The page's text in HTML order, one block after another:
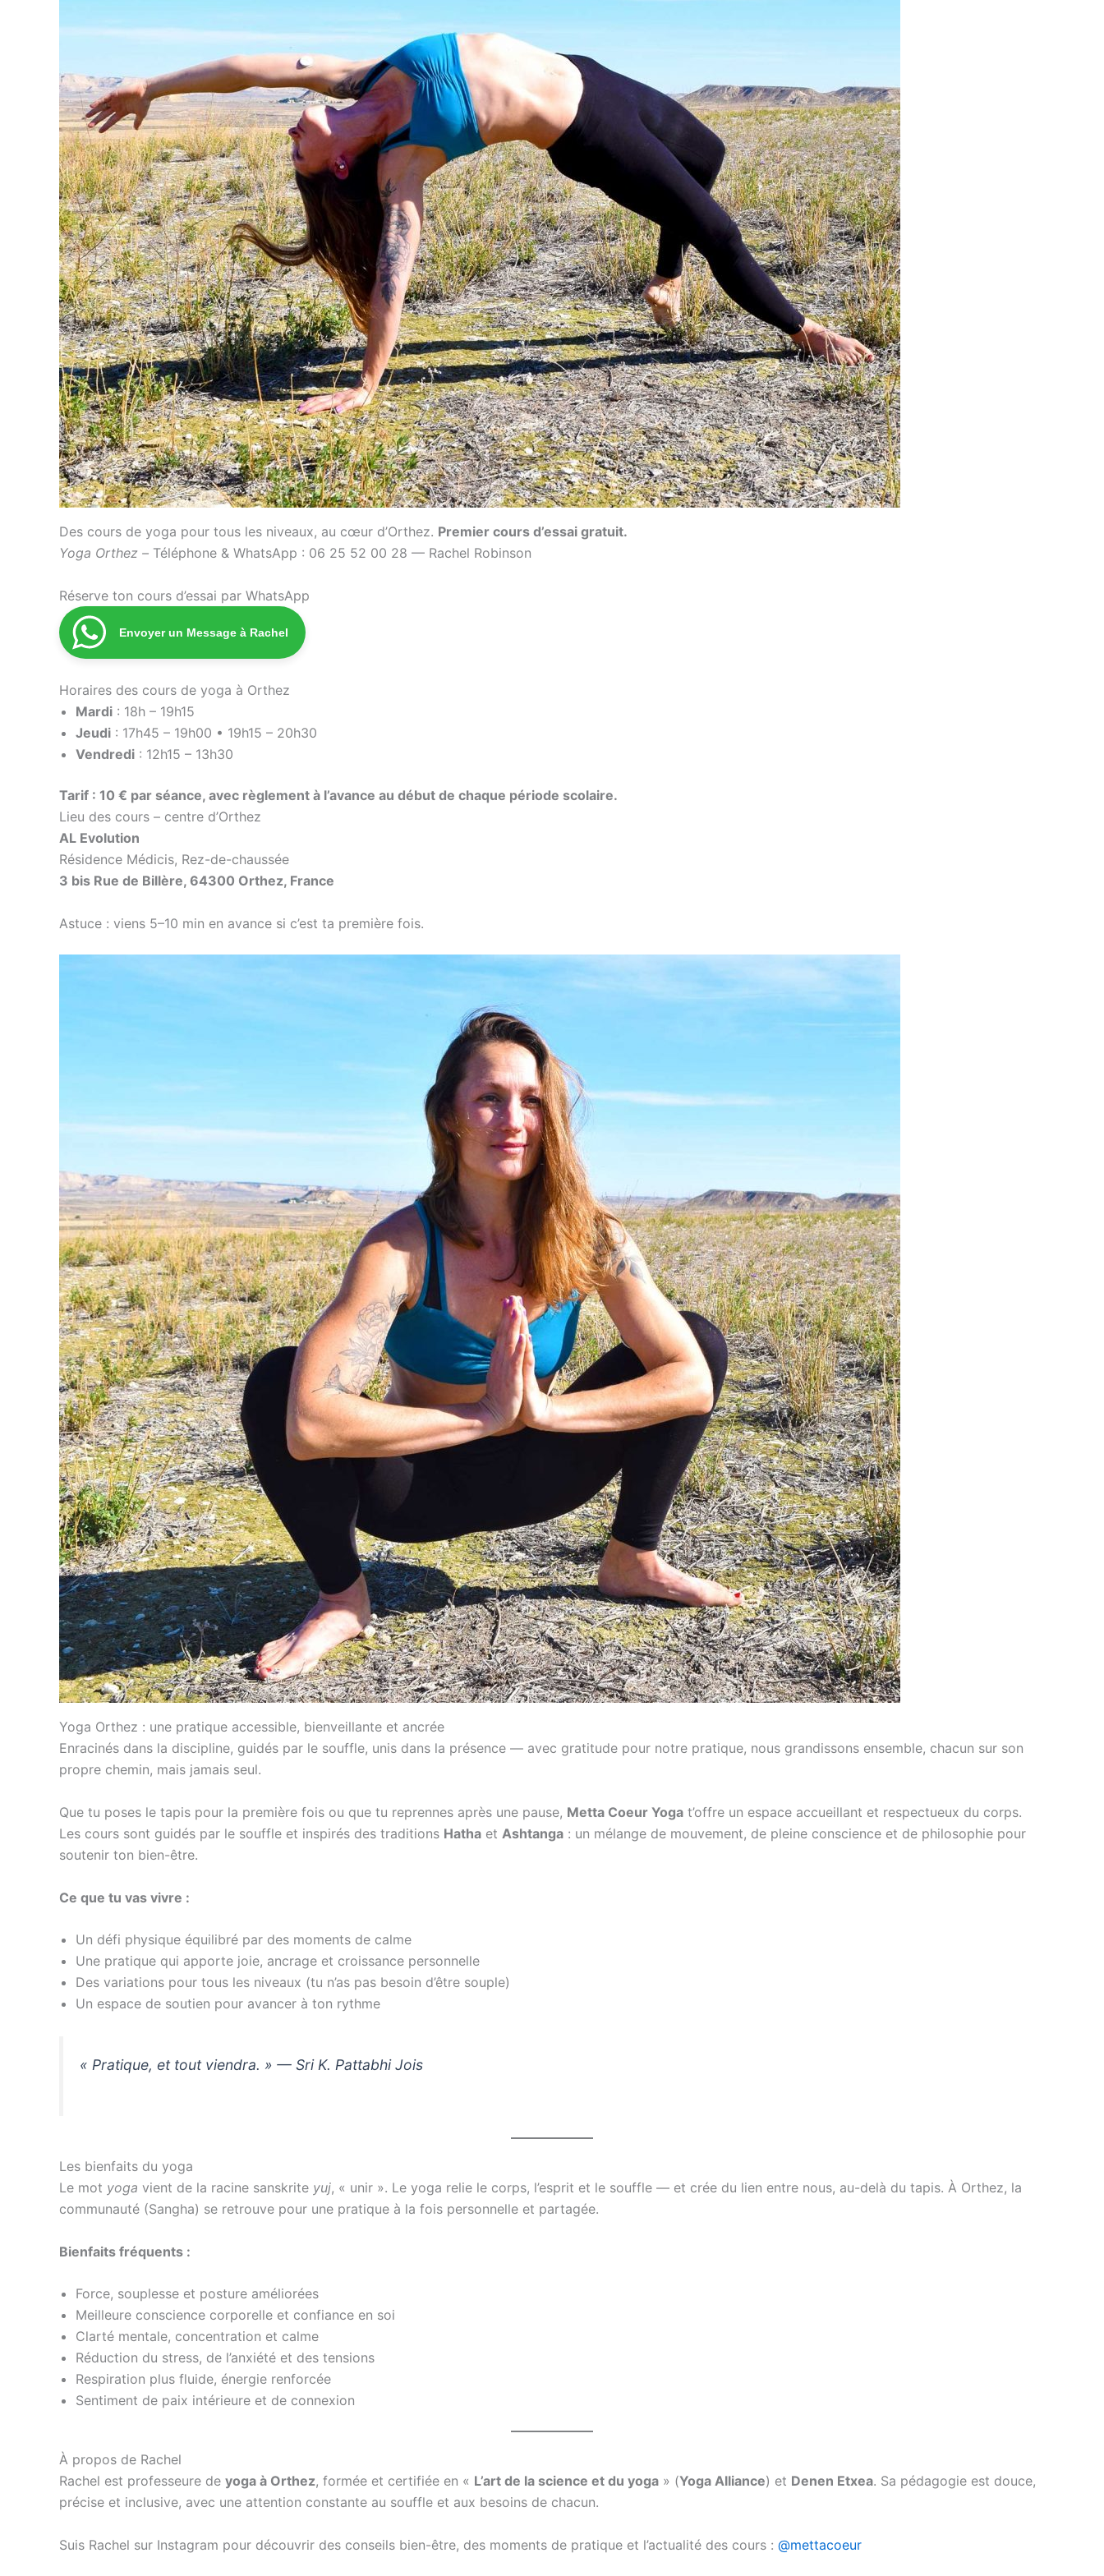
Des cours de yoga pour tous les niveaux, au cœur d’Orthez. Premier cours d’essai gratuit.
Yoga Orthez – Téléphone & WhatsApp : 06 25 52 00 28 — Rachel Robinson
Réserve ton cours d’essai par WhatsApp
Envoyer un Message à Rachel
Horaires des cours de yoga à Orthez
Mardi : 18h – 19h15
Jeudi : 17h45 – 19h00 • 19h15 – 20h30
Vendredi : 12h15 – 13h30
Tarif : 10 € par séance, avec règlement à l’avance au début de chaque période scolaire.
Lieu des cours – centre d’Orthez
AL Evolution
Résidence Médicis, Rez-de-chaussée
3 bis Rue de Billère, 64300 Orthez, France
Astuce : viens 5–10 min en avance si c’est ta première fois.
Yoga Orthez : une pratique accessible, bienveillante et ancrée
Enracinés dans la discipline, guidés par le souffle, unis dans la présence — avec gratitude pour notre pratique, nous grandissons ensemble, chacun sur son
propre chemin, mais jamais seul.
Que tu poses le tapis pour la première fois ou que tu reprennes après une pause, Metta Coeur Yoga t’offre un espace accueillant et respectueux du corps.
Les cours sont guidés par le souffle et inspirés des traditions Hatha et Ashtanga : un mélange de mouvement, de pleine conscience et de philosophie pour
soutenir ton bien-être.
Ce que tu vas vivre :
Un défi physique équilibré par des moments de calme
Une pratique qui apporte joie, ancrage et croissance personnelle
Des variations pour tous les niveaux (tu n’as pas besoin d’être souple)
Un espace de soutien pour avancer à ton rythme
« Pratique, et tout viendra. » — Sri K. Pattabhi Jois
Les bienfaits du yoga
Le mot yoga vient de la racine sanskrite yuj, « unir ». Le yoga relie le corps, l’esprit et le souffle — et crée du lien entre nous, au-delà du tapis. À Orthez, la
communauté (Sangha) se retrouve pour une pratique à la fois personnelle et partagée.
Bienfaits fréquents :
Force, souplesse et posture améliorées
Meilleure conscience corporelle et confiance en soi
Clarté mentale, concentration et calme
Réduction du stress, de l’anxiété et des tensions
Respiration plus fluide, énergie renforcée
Sentiment de paix intérieure et de connexion
À propos de Rachel
Rachel est professeure de yoga à Orthez, formée et certifiée en « L’art de la science et du yoga » (Yoga Alliance) et Denen Etxea. Sa pédagogie est douce,
précise et inclusive, avec une attention constante au souffle et aux besoins de chacun.
Suis Rachel sur Instagram pour découvrir des conseils bien-être, des moments de pratique et l’actualité des cours : @mettacoeur